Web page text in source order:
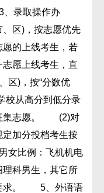
录取操作办
区)，按志愿优先
的上线考生，若
愿上线考生，直
区)，按“分数优
校从高分到低分录
征集志愿。 (2)对
加分投档考生按
比例：飞机机电
科男生，其它所
要求。 5、外语语